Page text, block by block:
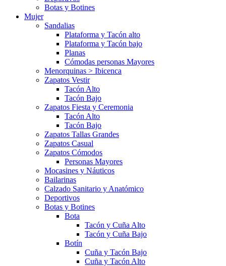
Botas y Botines
Mujer
Sandalias
Plataforma y Tacón alto
Plataforma y Tacón bajo
Planas
Cómodas personas Mayores
Menorquinas > Ibicenca
Zapatos Vestir
Tacón Alto
Tacón Bajo
Zapatos Fiesta y Ceremonia
Tacón Alto
Tacón Bajo
Zapatos Tallas Grandes
Zapatos Casual
Zapatos Cómodos
Personas Mayores
Mocasines y Náuticos
Bailarinas
Calzado Sanitario y Anatómico
Deportivos
Botas y Botines
Bota
Tacón y Cuña Alto
Tacón y Cuña Bajo
Botín
Cuña y Tacón Bajo
Cuña y Tacón Alto